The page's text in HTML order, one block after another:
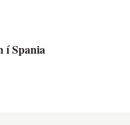
í Spania